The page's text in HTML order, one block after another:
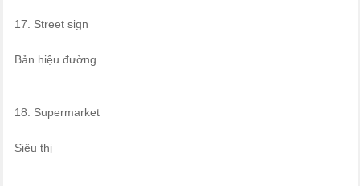
17. Street sign
Bản hiệu đường
18. Supermarket
Siêu thị